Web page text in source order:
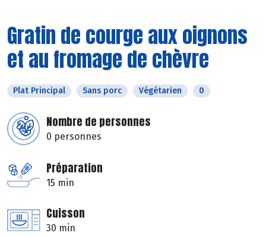
Gratin de courge aux oignons
et au fromage de chèvre
Plat Principal Sans porc Végétarien 0
Nombre de personnes
0 personnes
Préparation
15 min
Cuisson
30 min